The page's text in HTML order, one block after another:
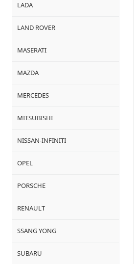
LADA
LAND ROVER
MASERATI
MAZDA
MERCEDES
MITSUBISHI
NISSAN-INFINITI
OPEL
PORSCHE
RENAULT
SSANG YONG
SUBARU